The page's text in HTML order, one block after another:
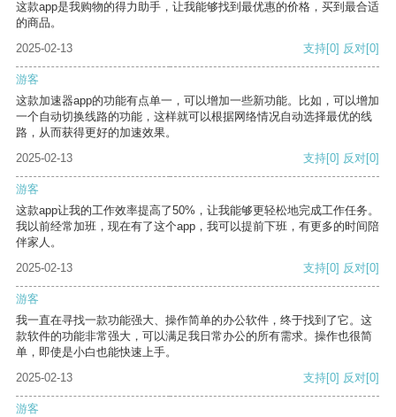
这款app是我购物的得力助手，让我能够找到最优惠的价格，买到最合适
的商品。
2025-02-13
支持[0] 反对[0]
游客
这款加速器app的功能有点单一，可以增加一些新功能。比如，可以增加
一个自动切换线路的功能，这样就可以根据网络情况自动选择最优的线
路，从而获得更好的加速效果。
2025-02-13
支持[0] 反对[0]
游客
这款app让我的工作效率提高了50%，让我能够更轻松地完成工作任务。
我以前经常加班，现在有了这个app，我可以提前下班，有更多的时间陪
伴家人。
2025-02-13
支持[0] 反对[0]
游客
我一直在寻找一款功能强大、操作简单的办公软件，终于找到了它。这
款软件的功能非常强大，可以满足我日常办公的所有需求。操作也很简
单，即使是小白也能快速上手。
2025-02-13
支持[0] 反对[0]
游客